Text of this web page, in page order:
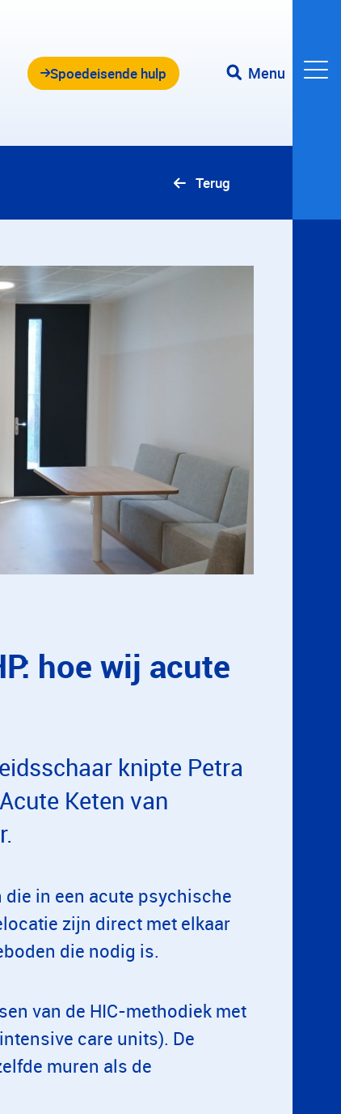
Spoedeisende hulp Menu
Terug
hoe wij acute
knipte Petra
Keten van
in een acute psychische
zijn direct met elkaar
die nodig is.
van de HIC-methodiek met
care units). De
muren als de